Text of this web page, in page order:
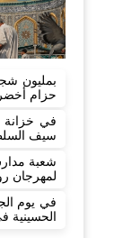
بمليون
حزام أخضر بطول
في خزانة
سيف
شعبة
لمهرجان
في يوم
الحسينية